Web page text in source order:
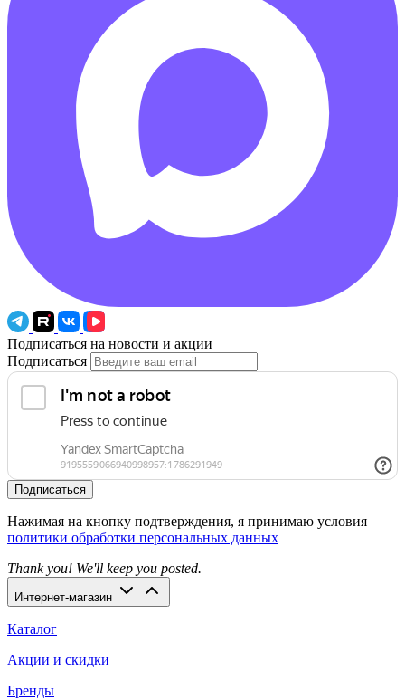
Подписаться на новости и акции
Подписаться
Подписаться
Нажимая на кнопку подтверждения, я принимаю условия
политики обработки персональных данных
Thank you! We'll keep you posted.
Интернет-магазин
Каталог
Акции и скидки
Бренды